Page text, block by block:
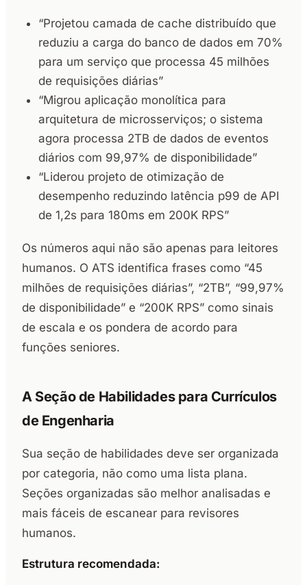
“Projetou camada de cache distribuído que
reduziu a carga do banco de dados em 70%
para um serviço que processa 45 milhões
de requisições diárias”
“Migrou aplicação monolítica para
arquitetura de microsserviços; o sistema
agora processa 2TB de dados de eventos
diários com 99,97% de disponibilidade”
“Liderou projeto de otimização de
desempenho reduzindo latência p99 de API
de 1,2s para 180ms em 200K RPS”
Os números aqui não são apenas para leitores
humanos. O ATS identifica frases como “45
milhões de requisições diárias”, “2TB”, “99,97%
de disponibilidade” e “200K RPS” como sinais
de escala e os pondera de acordo para
funções seniores.
A Seção de Habilidades para Currículos
de Engenharia
Sua seção de habilidades deve ser organizada
por categoria, não como uma lista plana.
Seções organizadas são melhor analisadas e
mais fáceis de escanear para revisores
humanos.
Estrutura recomendada: